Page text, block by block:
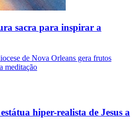
sacra para inspirar a
de Nova Orleans gera frutos
meditação
hiper-realista de Jesus a